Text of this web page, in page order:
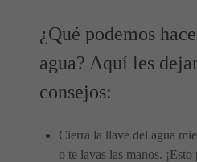
¿Qué podemos
agua? Aquí les
consejos:
Cierra la llave del agua
o te lavas las manos.